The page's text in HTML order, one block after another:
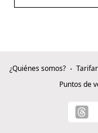
¿Quiénes somos?
Puntos de